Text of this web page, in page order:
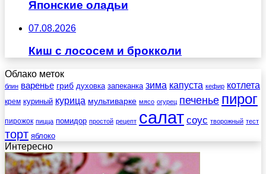
Японские оладьи
07.08.2026
Киш с лососем и брокколи
Облако меток
блин варенье гриб духовка запеканка зима капуста кефир котлета
крем куриный курица мультиварке мясо огурец печенье пирог
пирожок пицца помидор простой рецепт салат соус творожный тест
торт яблоко
Интересно